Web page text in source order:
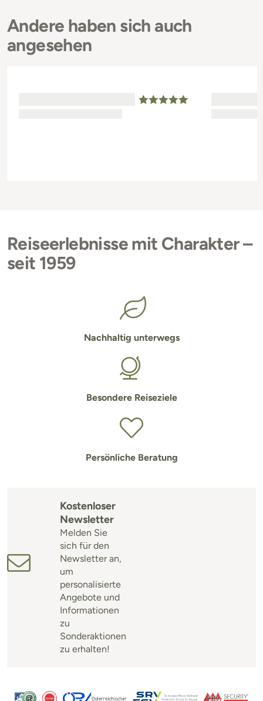
Andere haben sich auch
angesehen
Reiseerlebnisse mit Charakter –
seit 1959
Nachhaltig unterwegs
Besondere Reiseziele
Persönliche Beratung
Kostenloser
Newsletter
Melden Sie
sich für den
Newsletter an,
um
personalisierte
Angebote und
Informationen
zu
Sonderaktionen
zu erhalten!